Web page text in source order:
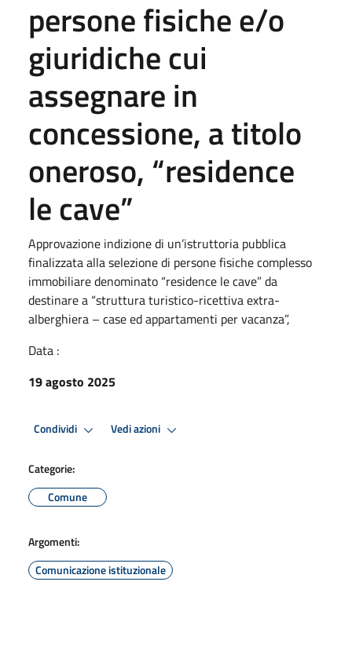
persone fisiche e/o
giuridiche cui
assegnare in
concessione, a titolo
oneroso, “residence
le cave”
Approvazione indizione di un’istruttoria pubblica
finalizzata alla selezione di persone fisiche complesso
immobiliare denominato “residence le cave” da
destinare a “struttura turistico-ricettiva extra-
alberghiera – case ed appartamenti per vacanza”,
Data :
19 agosto 2025
Condividi Vedi azioni
Categorie:
Comune
Argomenti:
Comunicazione istituzionale